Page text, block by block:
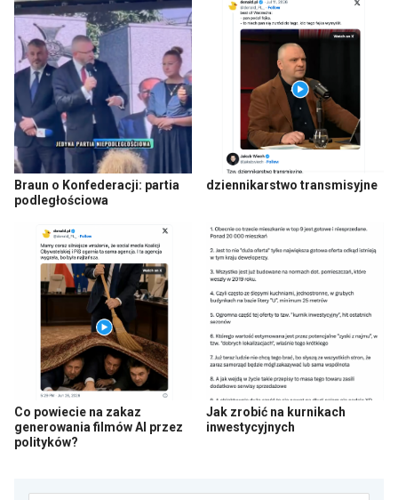
Braun o Konfederacji: partia
podległościowa
dziennikarstwo transmisyjne
Co powiecie na zakaz
generowania filmów AI przez
polityków?
Jak zrobić na kurnikach
inwestycyjnych